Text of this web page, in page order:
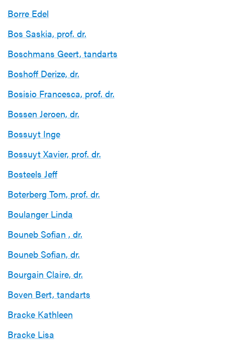
Borre Edel
Bos Saskia, prof. dr.
Boschmans Geert, tandarts
Boshoff Derize, dr.
Bosisio Francesca, prof. dr.
Bossen Jeroen, dr.
Bossuyt Inge
Bossuyt Xavier, prof. dr.
Bosteels Jeff
Boterberg Tom, prof. dr.
Boulanger Linda
Bouneb Sofian , dr.
Bouneb Sofian, dr.
Bourgain Claire, dr.
Boven Bert, tandarts
Bracke Kathleen
Bracke Lisa